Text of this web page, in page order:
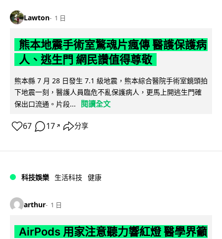
Lawton 1 日
熊本地震手術室驚魂片瘋傳 醫護保護病
人、逃生門 網民讚值得尊敬
熊本縣 7 月 28 日發生 7.1 級地震，熊本綜合醫院手術室鏡頭拍
下地震一刻，醫護人員臨危不亂保護病人，更馬上開逃生門確
保出口流通。片段...
閱讀全文
67 17 ↗ 分享
科技娛樂 生活科技 健康
arthur 1 日
AirPods 用家注意聽力響紅燈 醫學界籲